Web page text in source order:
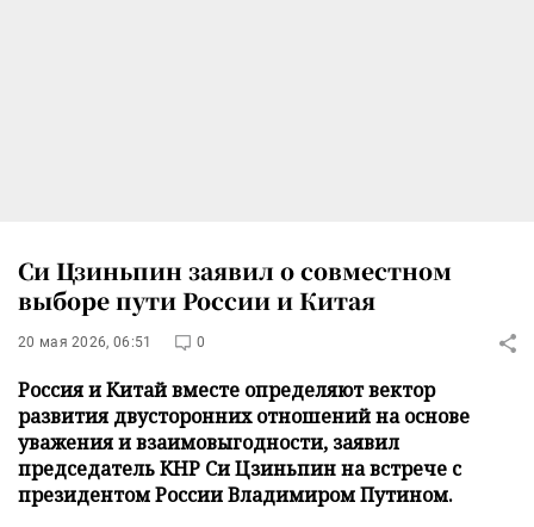
Си Цзиньпин заявил о совместном
выборе пути России и Китая
20 мая 2026, 06:51 0
Россия и Китай вместе определяют вектор
развития двусторонних отношений на основе
уважения и взаимовыгодности, заявил
председатель КНР Си Цзиньпин на встрече с
президентом России Владимиром Путином.